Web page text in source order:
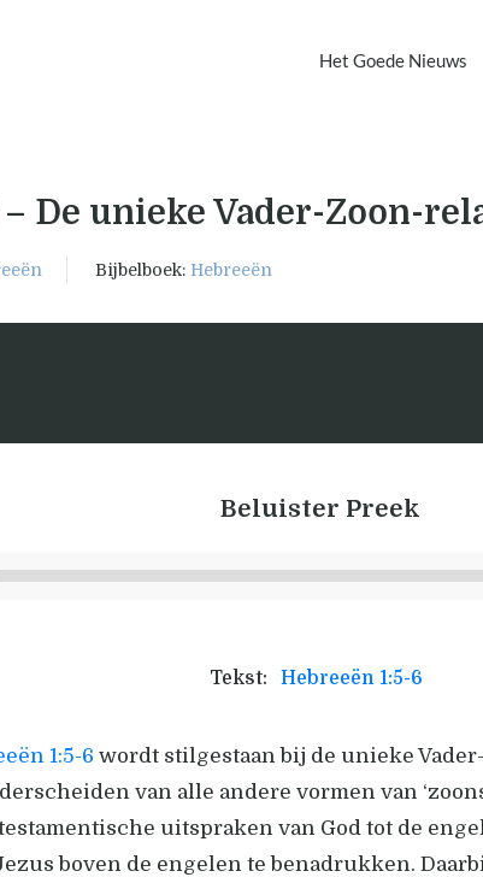
Het Goede Nieuws
– De unieke Vader-Zoon-
Bijbelboek: Hebreeën
Beluister Preek
Tekst: Hebreeën 1:5-6
1:5-6 wordt stilgestaan bij de unieke
van alle andere vormen van
uitspraken van God tot de
boven de engelen te benadrukken.